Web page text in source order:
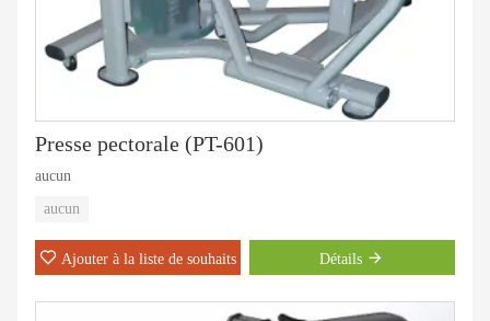
Presse pectorale (PT-601)
aucun
aucun
Ajouter à la liste de souhaits Détails